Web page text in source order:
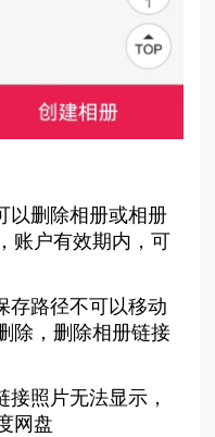
以删除相册或相册
账户有效期内，可
存路径不可以移动
除，删除相册链接
照片无法显示，
网盘